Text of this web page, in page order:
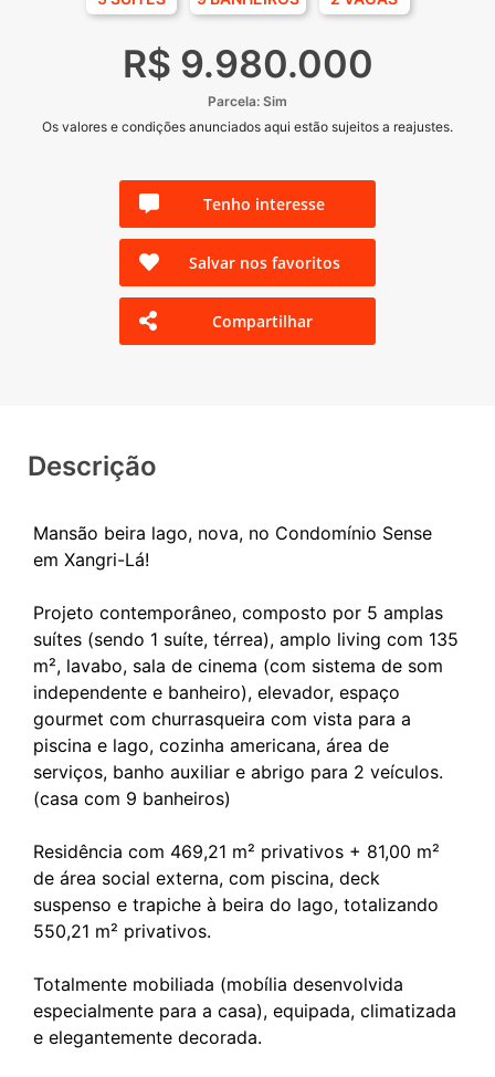
R$ 9.980.000
Parcela: Sim
Os valores e condições anunciados aqui estão sujeitos a reajustes.
Tenho interesse
Salvar nos favoritos
Compartilhar
Descrição
Mansão beira lago, nova, no Condomínio Sense
em Xangri-Lá!
Projeto contemporâneo, composto por 5 amplas
suítes (sendo 1 suíte, térrea), amplo living com 135
m², lavabo, sala de cinema (com sistema de som
independente e banheiro), elevador, espaço
gourmet com churrasqueira com vista para a
piscina e lago, cozinha americana, área de
serviços, banho auxiliar e abrigo para 2 veículos.
(casa com 9 banheiros)
Residência com 469,21 m² privativos + 81,00 m²
de área social externa, com piscina, deck
suspenso e trapiche à beira do lago, totalizando
550,21 m² privativos.
Totalmente mobiliada (mobília desenvolvida
especialmente para a casa), equipada, climatizada
e elegantemente decorada.